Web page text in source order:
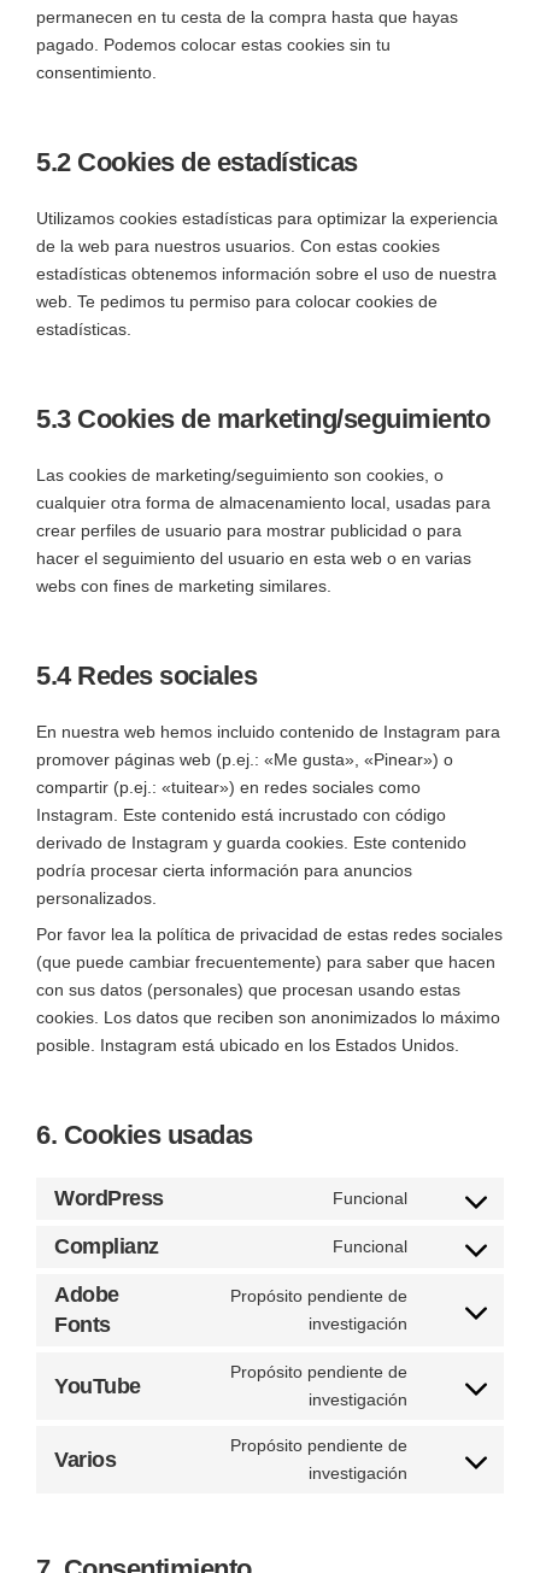
permanecen en tu cesta de la compra hasta que hayas
pagado. Podemos colocar estas cookies sin tu
consentimiento.
5.2 Cookies de estadísticas
Utilizamos cookies estadísticas para optimizar la experiencia
de la web para nuestros usuarios. Con estas cookies
estadísticas obtenemos información sobre el uso de nuestra
web. Te pedimos tu permiso para colocar cookies de
estadísticas.
5.3 Cookies de marketing/seguimiento
Las cookies de marketing/seguimiento son cookies, o
cualquier otra forma de almacenamiento local, usadas para
crear perfiles de usuario para mostrar publicidad o para
hacer el seguimiento del usuario en esta web o en varias
webs con fines de marketing similares.
5.4 Redes sociales
En nuestra web hemos incluido contenido de Instagram para
promover páginas web (p.ej.: «Me gusta», «Pinear») o
compartir (p.ej.: «tuitear») en redes sociales como
Instagram. Este contenido está incrustado con código
derivado de Instagram y guarda cookies. Este contenido
podría procesar cierta información para anuncios
personalizados.
Por favor lea la política de privacidad de estas redes sociales
(que puede cambiar frecuentemente) para saber que hacen
con sus datos (personales) que procesan usando estas
cookies. Los datos que reciben son anonimizados lo máximo
posible. Instagram está ubicado en los Estados Unidos.
6. Cookies usadas
WordPress Funcional
Complianz Funcional
Adobe
Fonts
Propósito pendiente de
investigación
YouTube
Propósito pendiente de
investigación
Varios
Propósito pendiente de
investigación